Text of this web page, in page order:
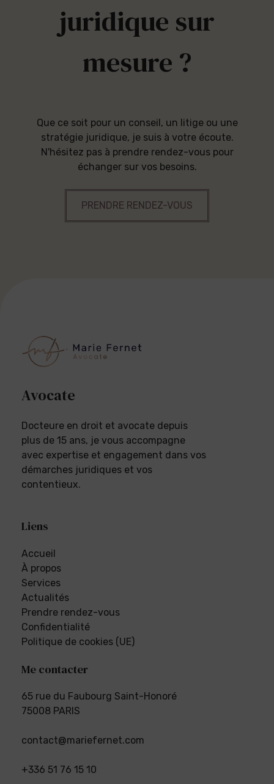
juridique sur
mesure ?
Que ce soit pour un conseil, un litige ou une
stratégie juridique, je suis à votre écoute.
N'hésitez pas à prendre rendez-vous pour
échanger sur vos besoins.
PRENDRE RENDEZ-VOUS
Avocate
Docteure en droit et avocate depuis
plus de 15 ans, je vous accompagne
avec expertise et engagement dans vos
démarches juridiques et vos
contentieux.
Liens
Accueil
À propos
Services
Actualités
Prendre rendez-vous
Confidentialité
Politique de cookies (UE)
Me contacter
65 rue du Faubourg Saint-Honoré
75008 PARIS
contact@mariefernet.com
+336 51 76 15 10